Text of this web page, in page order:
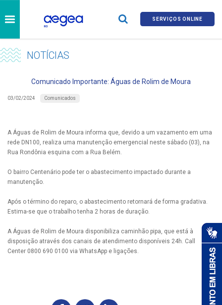
SERVIÇOS ONLINE
NOTÍCIAS
Comunicado Importante: Águas de Rolim de Moura
03/02/2024 Comunicados
A Águas de Rolim de Moura informa que, devido a um vazamento em uma
rede DN100, realiza uma manutenção emergencial neste sábado (03), na
Rua Rondônia esquina com a Rua Belém.
O bairro Centenário pode ter o abastecimento impactado durante a
manutenção.
Após o término do reparo, o abastecimento retornará de forma gradativa.
Estima-se que o trabalho tenha 2 horas de duração.
A Águas de Rolim de Moura disponibiliza caminhão pipa, que está à
disposição através dos canais de atendimento disponíveis 24h. Call
Center 0800 690 0100 via WhatsApp e ligações.